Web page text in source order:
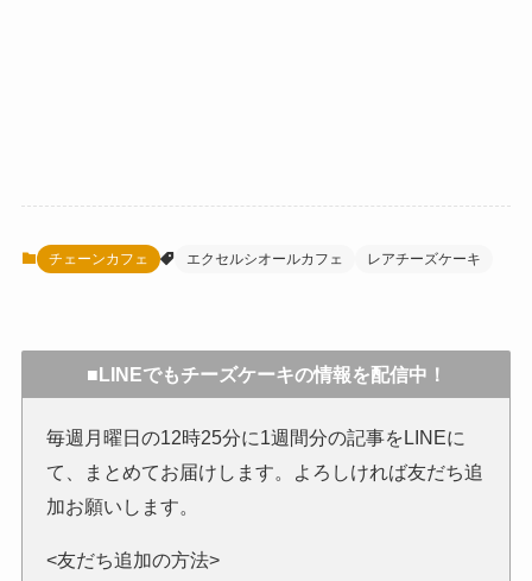
チェーンカフェ エクセルシオールカフェ レアチーズケーキ
■LINEでもチーズケーキの情報を配信中！
毎週月曜日の12時25分に1週間分の記事をLINEに
て、まとめてお届けします。よろしければ友だち追
加お願いします。
<友だち追加の方法>